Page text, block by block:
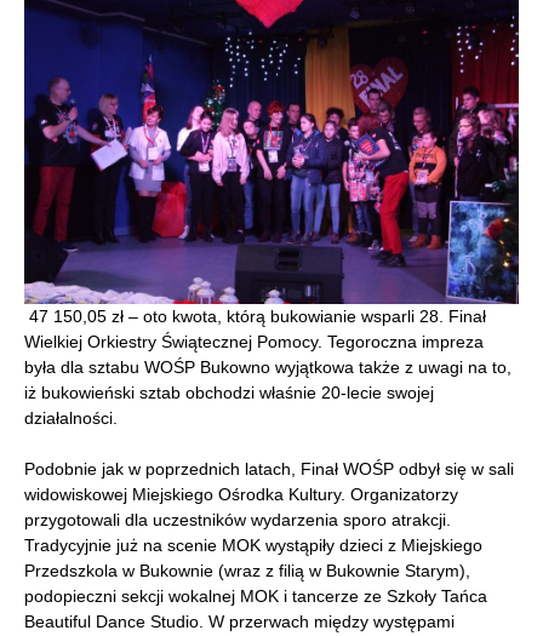
47 150,05 zł – oto kwota, którą bukowianie wsparli 28. Finał
Wielkiej Orkiestry Świątecznej Pomocy. Tegoroczna impreza
była dla sztabu WOŚP Bukowno wyjątkowa także z uwagi na to,
iż bukowieński sztab obchodzi właśnie 20-lecie swojej
działalności.
Podobnie jak w poprzednich latach, Finał WOŚP odbył się w sali
widowiskowej Miejskiego Ośrodka Kultury. Organizatorzy
przygotowali dla uczestników wydarzenia sporo atrakcji.
Tradycyjnie już na scenie MOK wystąpiły dzieci z Miejskiego
Przedszkola w Bukownie (wraz z filią w Bukownie Starym),
podopieczni sekcji wokalnej MOK i tancerze ze Szkoły Tańca
Beautiful Dance Studio. W przerwach między występami